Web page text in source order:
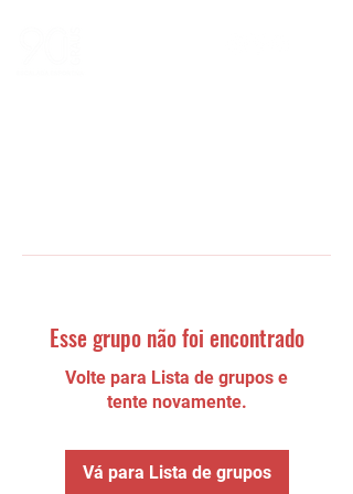
Esse grupo não foi encontrado
Volte para Lista de grupos e
tente novamente.
Vá para Lista de grupos